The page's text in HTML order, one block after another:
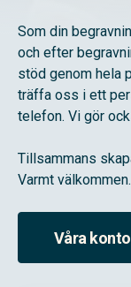
Som din
och efter
stöd genom hela
träffa oss i ett
telefon. Vi gör
Tillsammans
Varmt välkommen.
Våra